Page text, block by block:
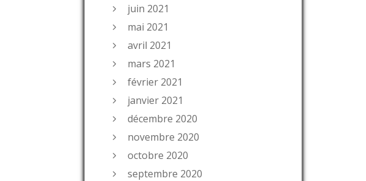
juin 2021
mai 2021
avril 2021
mars 2021
février 2021
janvier 2021
décembre 2020
novembre 2020
octobre 2020
septembre 2020